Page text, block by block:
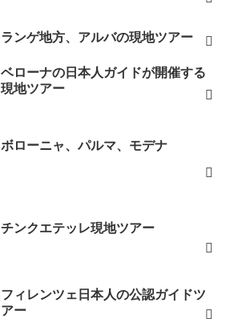
ランゲ地方、アルバの現地ツアー
ベローナの日本人ガイドが開催する
現地ツアー
ボローニャ、パルマ、モデナ
チンクエテッレ現地ツアー
フィレンツェ日本人の公認ガイドツ
アー